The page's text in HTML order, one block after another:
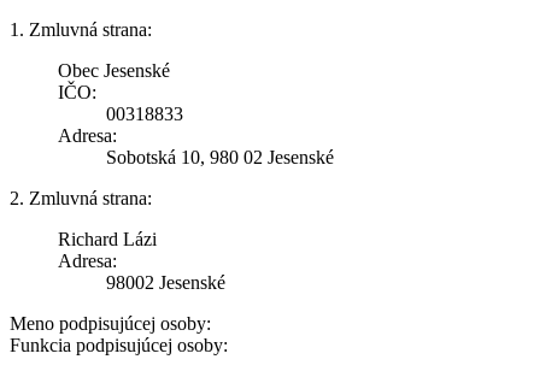
1. Zmluvná strana:
Obec Jesenské
IČO:
00318833
Adresa:
Sobotská 10, 980 02 Jesenské
2. Zmluvná strana:
Richard Lázi
Adresa:
98002 Jesenské
Meno podpisujúcej osoby:
Funkcia podpisujúcej osoby: